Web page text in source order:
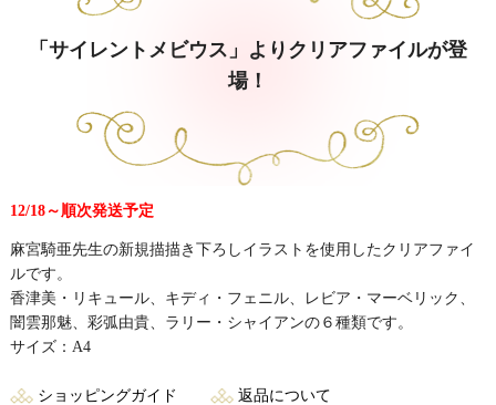
「サイレントメビウス」よりクリアファイルが登
場！
12/18～順次発送予定
麻宮騎亜先生の新規描描き下ろしイラストを使用したクリアファイ
ルです。
香津美・リキュール、キディ・フェニル、レビア・マーベリック、
闇雲那魅、彩弧由貴、ラリー・シャイアンの６種類です。
サイズ：A4
ショッピングガイド 返品について